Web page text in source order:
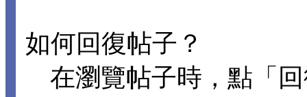
如何回復帖子？
在瀏覽帖子時，點「